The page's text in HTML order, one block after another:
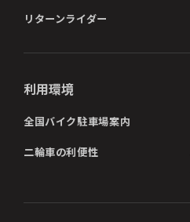
リターンライダー
利用環境
全国バイク駐車場案内
二輪車の利便性